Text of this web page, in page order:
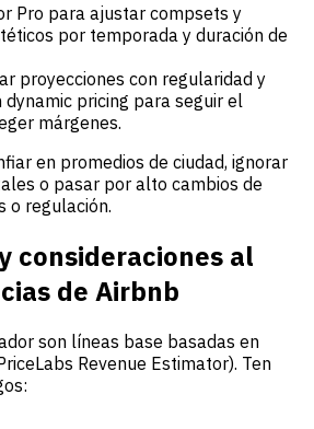
Pro para ajustar compsets y
por temporada y duración de
proyecciones con regularidad y
pricing para seguir el
márgenes.
en promedios de ciudad, ignorar
o pasar por alto cambios de
o regulación.
consideraciones al
de Airbnb
son líneas base basadas en
Revenue Estimator). Ten